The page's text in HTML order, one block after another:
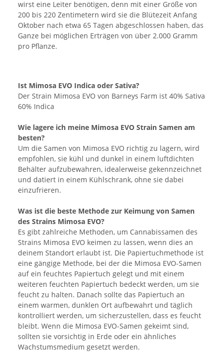
wirst eine Leiter benötigen, denn mit einer Größe von
200 bis 220 Zentimetern wird sie die Blütezeit Anfang
Oktober nach etwa 65 Tagen abgeschlossen haben, das
Ganze bei möglichen Erträgen von über 2.000 Gramm
pro Pflanze.
Ist Mimosa EVO Indica oder Sativa?
Der Strain Mimosa EVO von Barneys Farm ist 40% Sativa
60% Indica
Wie lagere ich meine Mimosa EVO Strain Samen am
besten?
Um die Samen von Mimosa EVO richtig zu lagern, wird
empfohlen, sie kühl und dunkel in einem luftdichten
Behälter aufzubewahren, idealerweise gekennzeichnet
und datiert in einem Kühlschrank, ohne sie dabei
einzufrieren.
Was ist die beste Methode zur Keimung von Samen
des Strains Mimosa EVO?
Es gibt zahlreiche Methoden, um Cannabissamen des
Strains Mimosa EVO keimen zu lassen, wenn dies an
deinem Standort erlaubt ist. Die Papiertuchmethode ist
eine gängige Methode, bei der die Mimosa EVO-Samen
auf ein feuchtes Papiertuch gelegt und mit einem
weiteren feuchten Papiertuch bedeckt werden, um sie
feucht zu halten. Danach sollte das Papiertuch an
einem warmen, dunklen Ort aufbewahrt und täglich
kontrolliert werden, um sicherzustellen, dass es feucht
bleibt. Wenn die Mimosa EVO-Samen gekeimt sind,
sollten sie vorsichtig in Erde oder ein ähnliches
Wachstumsmedium gesetzt werden.